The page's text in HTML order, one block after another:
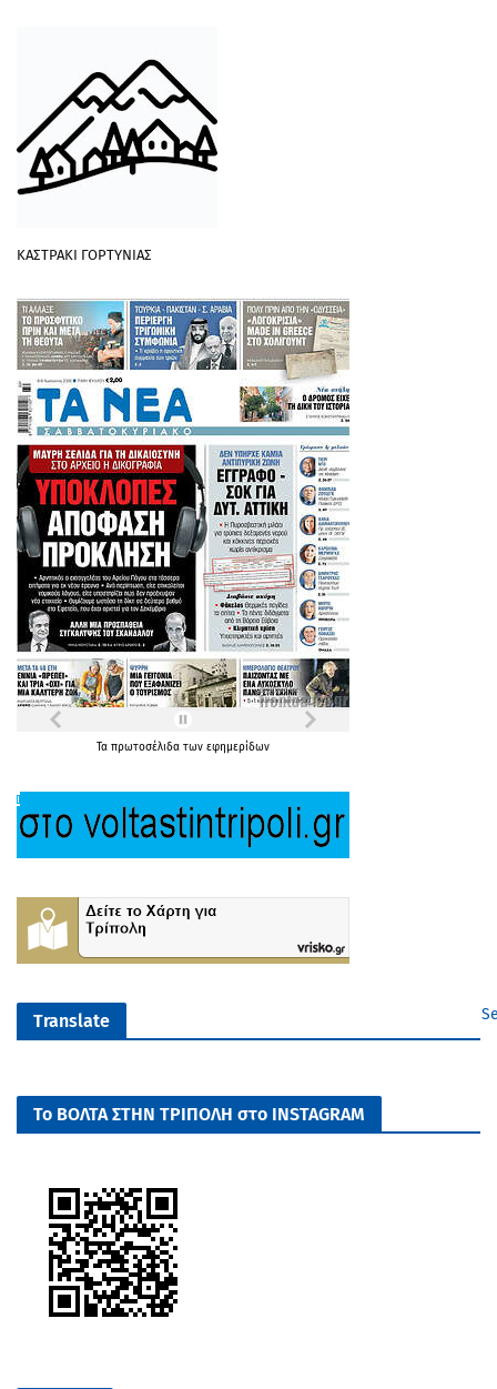
ΚΑΣΤΡΑΚΙ ΓΟΡΤΥΝΙΑΣ
Τα πρωτοσέλιδα των εφημερίδων
Translate
Το ΒΟΛΤΑ ΣΤΗΝ ΤΡΙΠΟΛΗ στο INSTAGRAM